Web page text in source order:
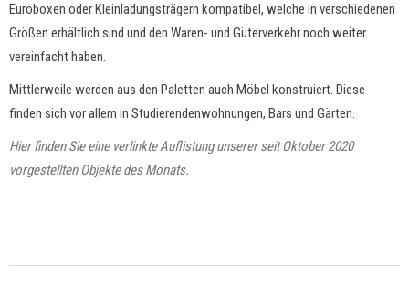
Euroboxen oder Kleinladungsträgern kompatibel, welche in verschiedenen
Größen erhältlich sind und den Waren- und Güterverkehr noch weiter
vereinfacht haben.
Mittlerweile werden aus den Paletten auch Möbel konstruiert. Diese
finden sich vor allem in Studierendenwohnungen, Bars und Gärten.
Hier finden Sie eine verlinkte Auflistung unserer seit Oktober 2020
vorgestellten Objekte des Monats.